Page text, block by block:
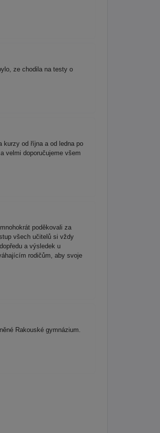
ze chodila na testy o
kurzy od října a od ledna po
velmi doporučujeme všem
poděkovali za
všech učitelů si vždy
a výsledek u
rodičům, aby svoje
Rakouské gymnázium.